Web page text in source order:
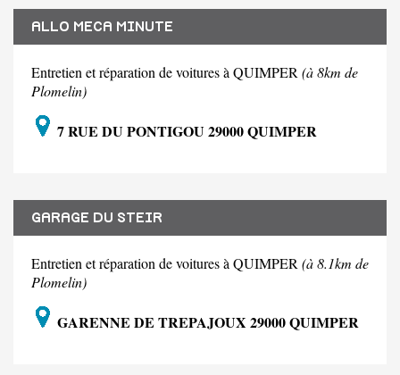
ALLO MECA MINUTE
Entretien et réparation de voitures à QUIMPER(à 8km de
Plomelin)
7 RUE DU PONTIGOU 29000 QUIMPER
GARAGE DU STEIR
Entretien et réparation de voitures à QUIMPER(à 8.1km de
Plomelin)
GARENNE DE TREPAJOUX 29000 QUIMPER